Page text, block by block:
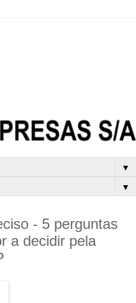
▼
▼
- 5 perguntas
a decidir pela